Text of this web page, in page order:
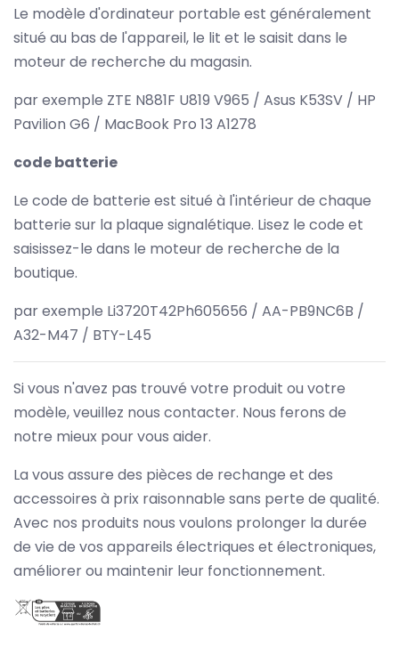
Le modèle d'ordinateur portable est généralement
situé au bas de l'appareil, le lit et le saisit dans le
moteur de recherche du magasin.
par exemple ZTE N881F U819 V965 / Asus K53SV / HP
Pavilion G6 / MacBook Pro 13 A1278
code batterie
Le code de batterie est situé à l'intérieur de chaque
batterie sur la plaque signalétique. Lisez le code et
saisissez-le dans le moteur de recherche de la
boutique.
par exemple Li3720T42Ph605656 / AA-PB9NC6B /
A32-M47 / BTY-L45
Si vous n'avez pas trouvé votre produit ou votre
modèle, veuillez nous contacter. Nous ferons de
notre mieux pour vous aider.
La vous assure des pièces de rechange et des
accessoires à prix raisonnable sans perte de qualité.
Avec nos produits nous voulons prolonger la durée
de vie de vos appareils électriques et électroniques,
améliorer ou maintenir leur fonctionnement.